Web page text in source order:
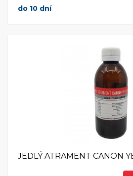
do 10 dní
JEDLÝ ATRAMENT CANON